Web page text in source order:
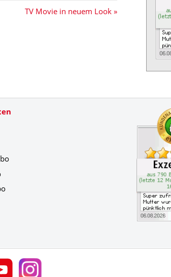
TV Movie in neuem Look »
Lorenz
Leserservice
Lorenz
Leserservice